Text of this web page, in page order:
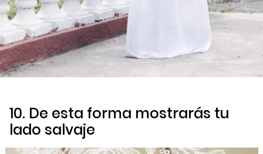
10. De esta forma mostrarás tu
lado salvaje